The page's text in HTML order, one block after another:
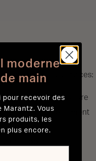
de ces services:
copie de votre facture
en cas de paiement
moderne
main
pour recevoir des
Marantz. Vous
produits, les
plus encore.